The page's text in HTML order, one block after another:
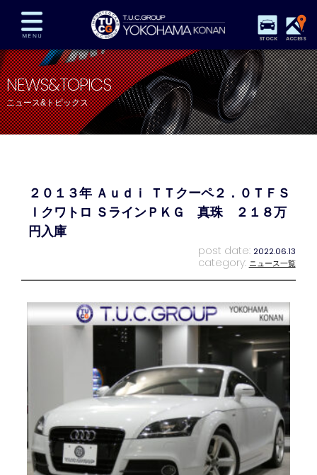
STOCK ACCESS
在庫車両情報 保証&サービス パーツリスト
TUCとは？ 店舗情報 アクセスマップ
全国納車 特別作業 注文販売
プライバシーポリシー スタッフblog 納車blog
NEWS&TOPICS
ニュース&トピックス
２０１３年 Ａｕｄｉ ＴＴクーペ２．０ＴＦＳ
Ｉクワトロ ＳラインＰＫＧ 真珠 ２１８万
円入庫
post date: 2022.06.13
category: ニュース一覧